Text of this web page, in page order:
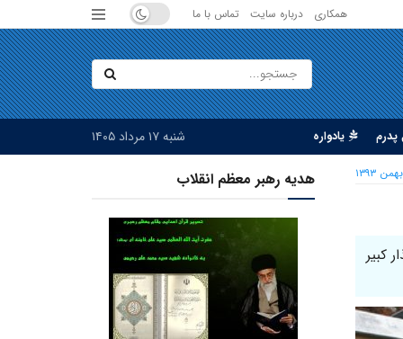
همکاری درباره سایت تماس با ما
پدرم یادواره شنبه ۱۷ مرداد ۱۴۰۵
کبیر
هدیه رهبر معظم انقلاب